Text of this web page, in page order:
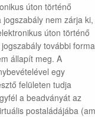
úton történő
nem zárja ki,
úton történő
további
állapít meg. A
egy
felületen tudja
a beadványát az
postaládájába